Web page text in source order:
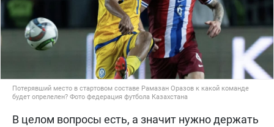
Потерявший место в стартовом составе Рамазан Оразов к какой команде
будет опрелелен? Фото федерация футбола Казахстана
В целом вопросы есть, а значит нужно держать